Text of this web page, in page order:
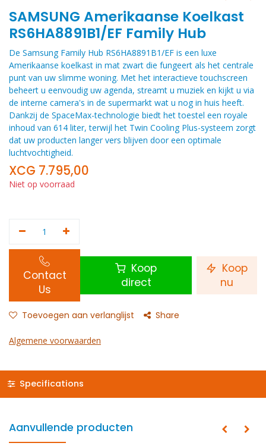
SAMSUNG Amerikaanse Koelkast
RS6HA8891B1/EF Family Hub
De Samsung Family Hub RS6HA8891B1/EF is een luxe
Amerikaanse koelkast in mat zwart die fungeert als het centrale
punt van uw slimme woning. Met het interactieve touchscreen
beheert u eenvoudig uw agenda, streamt u muziek en kijkt u via
de interne camera's in de supermarkt wat u nog in huis heeft.
Dankzij de SpaceMax-technologie biedt het toestel een royale
inhoud van 614 liter, terwijl het Twin Cooling Plus-systeem zorgt
dat uw producten langer vers blijven door een optimale
luchtvochtigheid.
XCG 7.795,00
Niet op voorraad
Contact
Us
Koop
direct
Koop
nu
Toevoegen aan verlanglijst Share
Algemene voorwaarden
Specifications
Aanvullende producten